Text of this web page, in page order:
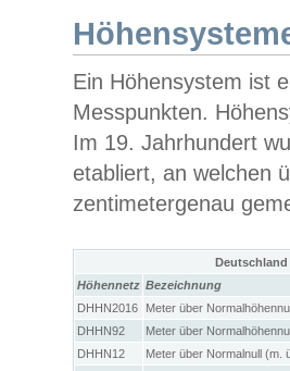
Ein Höhensystem ist
Messpunkten.
Im 19. Jahrhundert
etabliert, an welchen
zentimetergenau
Höhennetz Bezeichnung
DHHN2016
Meter über
DHHN92
Meter über
DHHN12
Meter über Normalnull (m.